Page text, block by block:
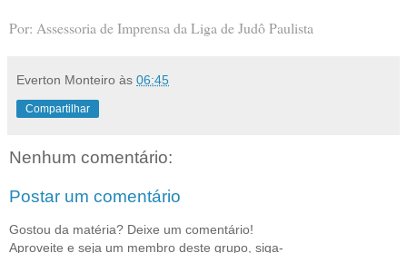
Por: Assessoria de Imprensa da Liga de Judô Paulista
Everton Monteiro às 06:45
Compartilhar
Nenhum comentário:
Postar um comentário
Gostou da matéria? Deixe um comentário!
Aproveite e seja um membro deste grupo, siga-